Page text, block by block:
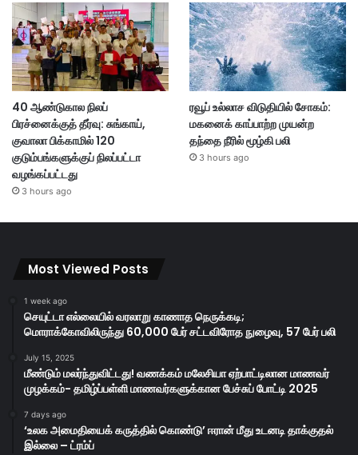
40 ஆண்டுகால நிலப்
பிரச்னைக்குத் தீர்வு: சுங்காய்,
குவாலா பிக்காமில் 120
குடும்பங்களுக்குப் நிலப்பட்டா
வழங்கப்பட்டது
3 hours ago
ரவூப் உல்லாச விடுதியில் சோகம்:
மகனைக் காப்பாற்ற முயன்ற
தந்தை நீரில் மூழ்கி பலி
3 hours ago
Most Viewed Posts
1 week ago
செயுட்டா எல்லையில் வரலாறு காணாத நெருக்கடி;
மொராக்கோவிலிருந்து 60,000 பேர் சட்டவிரோத நுழைவு, 57 பேர் பலி
July 15, 2025
மீண்டும் மலர்ந்துவிட்டது! வணக்கம் மலேசியா ஏற்பாட்டிலான மாணவர்
முழக்கம்- தமிழ்ப்பள்ளி மாணவர்களுக்கான பேச்சுப் போட்டி 2025
7 days ago
‘உலக அமைதியைக் கருத்தில் கொண்டு’ ஈரான் மீது உடனடி தாக்குதல்
இல்லை – ட்ரம்ப்